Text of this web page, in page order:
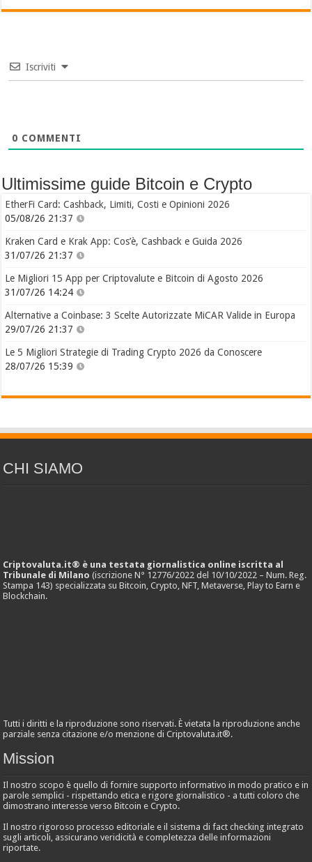
Iscriviti
0 COMMENTI
Ultimissime guide Bitcoin e Crypto
EtherFi Card: Cashback, Limiti, Costi e Opinioni 2026
05/08/26 21:37
Kraken Card e Krak App: Cos’è, Cashback e Guida 2026
31/07/26 21:37
Le Migliori 15 App per Criptovalute e Bitcoin di Agosto 2026
31/07/26 14:24
Alternative a Coinbase: 3 Scelte Autorizzate MiCAR Valide in Europa
29/07/26 21:37
Le 5 Migliori Strategie di Trading Crypto 2026 da Conoscere
28/07/26 15:39
CHI SIAMO
Criptovaluta.it® è una testata giornalistica online iscritta al
Tribunale di Milano (iscrizione N° 12776/2022 del 10/10/2022 – Num. Reg.
Stampa 143) specializzata su Bitcoin, Crypto, NFT, Metaverse, Play to Earn e
Blockchain.
Tutti i diritti e la riproduzione sono riservati. È vietata la riproduzione anche
parziale senza citazione e/o menzione di Criptovaluta.it®.
Mission
Il nostro scopo è quello di fornire supporto informativo in modo pratico e in
parole semplici - rispettando etica e rigore giornalistico - a tutti coloro che
dimostrano interesse verso Bitcoin e Crypto.
Il nostro rigoroso processo editoriale e il sistema di fact checking integrato
sugli articoli, assicurano veridicità e completezza delle informazioni
riportate.